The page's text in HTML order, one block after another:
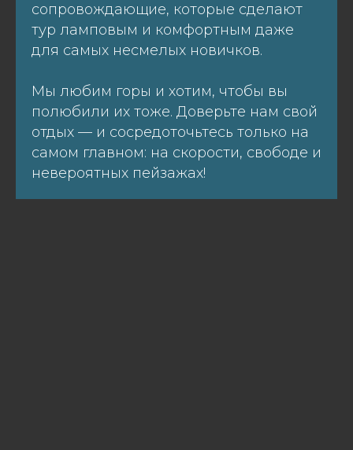
сопровождающие, которые сделают
тур ламповым и комфортным даже
для самых несмелых новичков.
Мы любим горы и хотим, чтобы вы
полюбили их тоже. Доверьте нам свой
отдых — и сосредоточьтесь только на
самом главном: на скорости, свободе и
невероятных пейзажах!